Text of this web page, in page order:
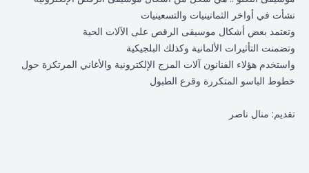
نشأت في أواخر الثمانينيات والتسعينيات
وتعتمد بعض أشكال موسيقى الرقص على الآلات الحية
وتضمنت التأثيرات الألمانية وكذلك البلجيكية
واستخدم هؤلاء الفنانون آلات المزج الإلكترونية والأغاني المرتكزة حول
خطوط الباسو المتكررة وقرع الطبول
تقديم: منال ناصر